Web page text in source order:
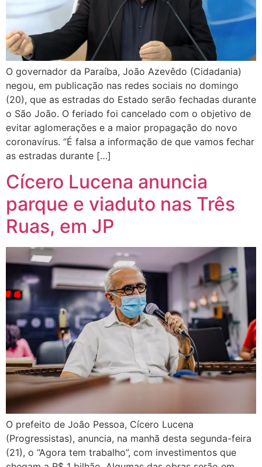
O governador da Paraíba, João Azevêdo (Cidadania)
negou, em publicação nas redes sociais no domingo
(20), que as estradas do Estado serão fechadas durante
o São João. O feriado foi cancelado com o objetivo de
evitar aglomerações e a maior propagação do novo
coronavírus. “É falsa a informação de que vamos fechar
as estradas durante […]
Cícero Lucena anuncia
parque e viaduto nas Três
Ruas, em JP
O prefeito de João Pessoa, Cícero Lucena
(Progressistas), anuncia, na manhã desta segunda-feira
(21), o “Agora tem trabalho”, com investimentos que